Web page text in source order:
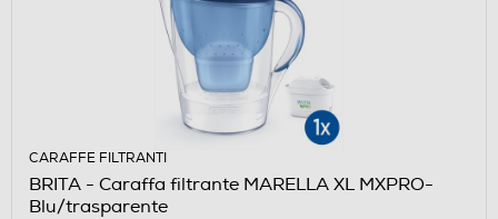
CARAFFE FILTRANTI
BRITA - Caraffa filtrante MARELLA XL MXPRO-
Blu/trasparente